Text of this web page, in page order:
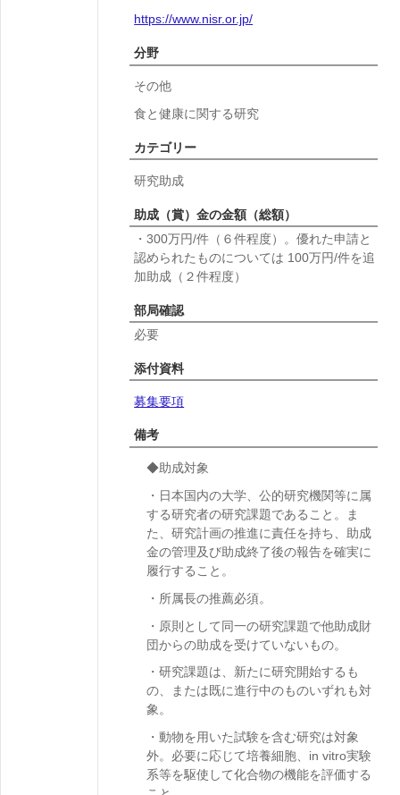
https://www.nisr.or.jp/
分野
その他
食と健康に関する研究
カテゴリー
研究助成
助成（賞）金の金額（総額）
・300万円/件（６件程度）。優れた申請と
認められたものについては 100万円/件を追
加助成（２件程度）
部局確認
必要
添付資料
募集要項
備考
◆助成対象
・日本国内の大学、公的研究機関等に属
する研究者の研究課題であること。ま
た、研究計画の推進に責任を持ち、助成
金の管理及び助成終了後の報告を確実に
履行すること。
・所属長の推薦必須。
・原則として同一の研究課題で他助成財
団からの助成を受けていないもの。
・研究課題は、新たに研究開始するも
の、または既に進行中のものいずれも対
象。
・動物を用いた試験を含む研究は対象
外。必要に応じて培養細胞、in vitro実験
系等を駆使して化合物の機能を評価する